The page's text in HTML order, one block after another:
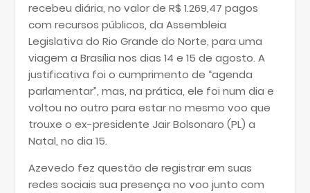
recebeu diária, no valor de R$ 1.269,47 pagos
com recursos públicos, da Assembleia
Legislativa do Rio Grande do Norte, para uma
viagem a Brasília nos dias 14 e 15 de agosto. A
justificativa foi o cumprimento de “agenda
parlamentar”, mas, na prática, ele foi num dia e
voltou no outro para estar no mesmo voo que
trouxe o ex-presidente Jair Bolsonaro (PL) a
Natal, no dia 15.
Azevedo fez questão de registrar em suas
redes sociais sua presença no voo junto com